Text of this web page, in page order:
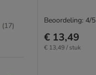
(17)
€ 13,49
€ 13,49 / stuk
Beoordeling: 4/5